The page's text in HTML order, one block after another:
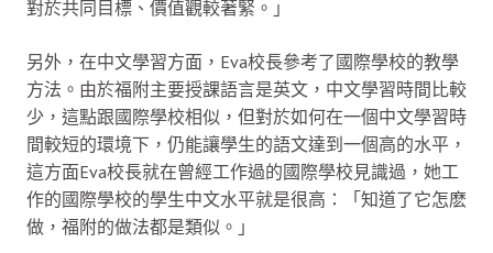
對於共同目標、價值觀較著緊。」
另外，在中文學習方面，Eva校長參考了國際學校的教學
方法。由於福附主要授課語言是英文，中文學習時間比較
少，這點跟國際學校相似，但對於如何在一個中文學習時
間較短的環境下，仍能讓學生的語文達到一個高的水平，
這方面Eva校長就在曾經工作過的國際學校見識過，她工
作的國際學校的學生中文水平就是很高：「知道了它怎麽
做，福附的做法都是類似。」